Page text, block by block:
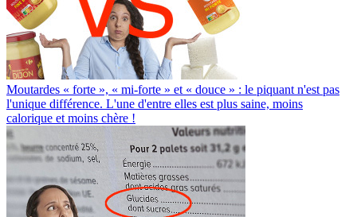
Moutardes « forte », « mi-forte » et « douce » : le piquant n'est pas
l'unique différence. L'une d'entre elles est plus saine, moins
calorique et moins chère !